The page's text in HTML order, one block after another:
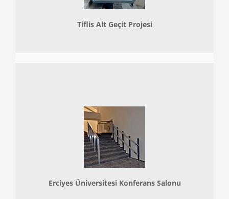
Tiflis Alt Geçit Projesi
Erciyes Üniversitesi Konferans Salonu